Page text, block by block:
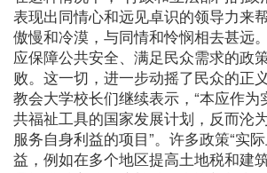
表现出同情心和远见卓识的领导力来
傲慢和冷漠，与同情和怜悯相去甚远
应保障公共安全、满足民众需求的政
败。这一切，进一步动摇了民众的正义
教会大学校长们继续表示，“本应作为
共福祉工具的国家发展计划，反而沦
服务自身利益的项目”。许多政策“实
益，例如在多个地区提高土地税和建